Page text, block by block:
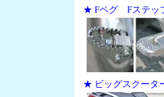
★ Fペグ Fステッ
★ ビッグスクータ